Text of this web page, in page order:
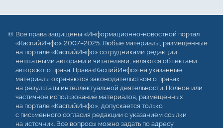
Все права защищены «Информационно-новостной портал
«КаспийИнфо» 2007–2025. Любые материалы, размещенные
на портале «КаспийИнфо» сотрудниками редакции,
нештатными авторами и читателями, являются объектами
авторского права. Права«КаспийИнфо» на указанные
материалы охраняются законодательством о правах
на результаты интеллектуальной деятельности. Полное или
частичное использование материалов, размещенных
на портале «КаспийИнфо», допускается только
с письменного согласия редакции с указанием ссылки
на источник. Все вопросы можно задать по адресу